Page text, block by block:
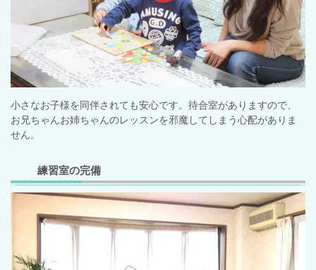
小さなお子様を同伴されても安心です。待合室がありますので、
お兄ちゃんお姉ちゃんのレッスンを邪魔してしまう心配がありま
せん。
練習室の完備